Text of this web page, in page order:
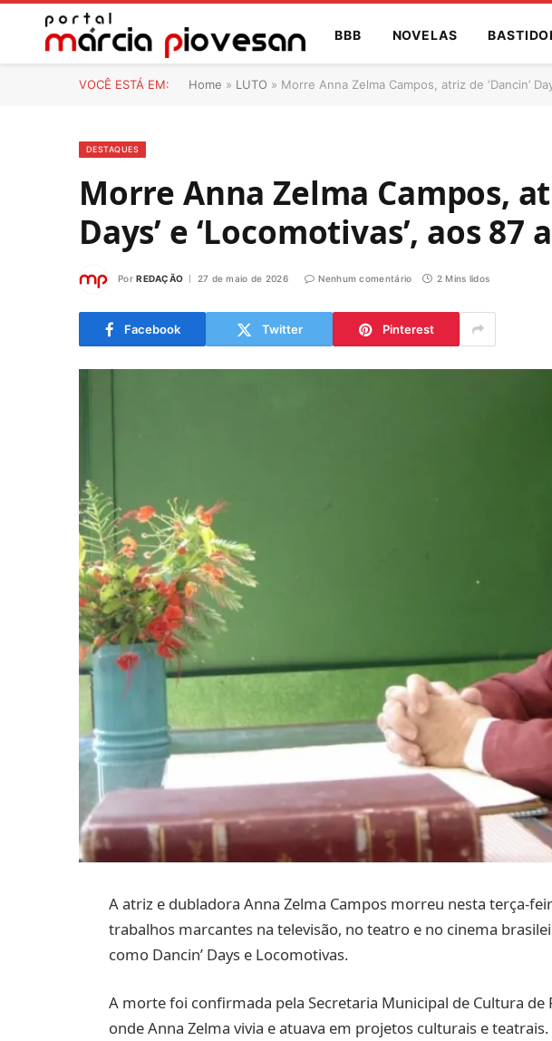
BBB NOVELAS
VOCÊ ESTÁ EM: Home » LUTO » Morre Anna Zelma Campos, atriz de ‘Dancin’
DESTAQUES
Morre Anna Zelma Campos,
Days’ e ‘Locomotivas’, aos 87
Por REDAÇÃO 27 de maio de 2026 Nenhum comentário 2 Mins lidos
Facebook Twitter Pinterest
A atriz e dubladora Anna Zelma Campos morreu nesta terça-
trabalhos marcantes na televisão, no teatro e no cinema
como Dancin’ Days e Locomotivas.
A morte foi confirmada pela Secretaria Municipal de Cultura de
onde Anna Zelma vivia e atuava em projetos culturais e teatrais.